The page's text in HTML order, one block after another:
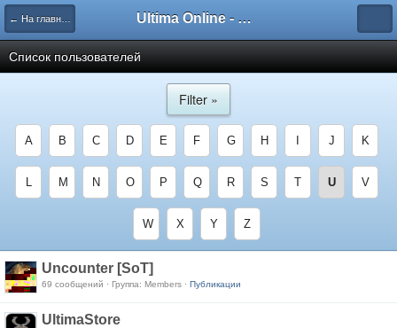
← На главную Ultima Online - Форум Русского сообщества игры
Список пользователей
Filter »
A B C D E F G H J K
L M N O P Q R S T U V
W X Y Z
Uncounter [SoT]
69 сообщений · Группа: Members · Публикации
UltimaStore